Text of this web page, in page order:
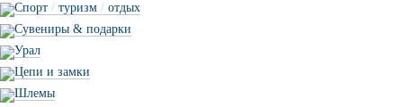
Спорт / туризм / отдых
Сувениры & подарки
Урал
Цепи и замки
Шлемы